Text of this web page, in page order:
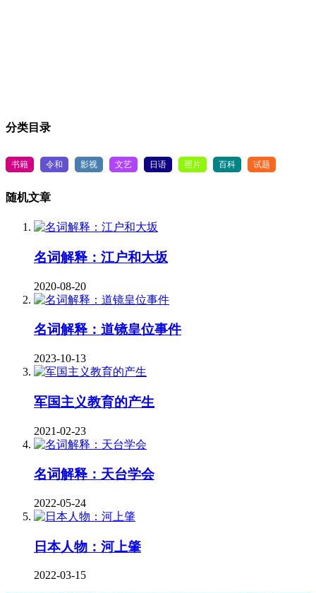
分类目录
书籍 令和 影视 文艺 日语 照片 百科 试题
随机文章
名词解释：江户和大坂
2020-08-20
名词解释：道镜皇位事件
2023-10-13
军国主义教育的产生
2021-02-23
名词解释：天台学会
2022-05-24
日本人物：河上肇
2022-03-15